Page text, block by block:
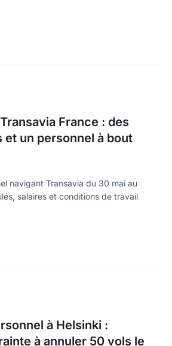
France : des
et un personnel à bout
navigant Transavia du 30 mai au
salaires et conditions de travail
à Helsinki :
à annuler 50 vols le